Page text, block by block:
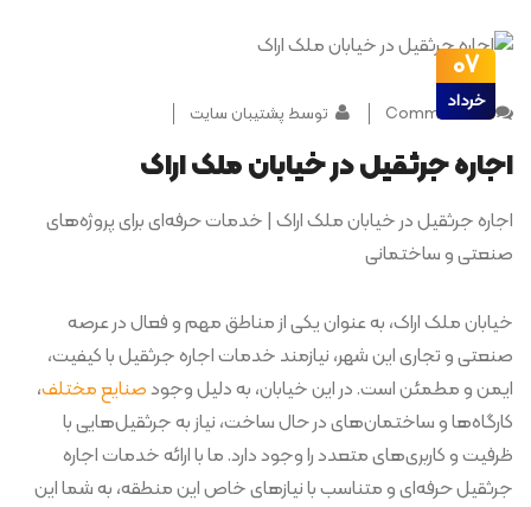
07
خرداد
0 Comments توسط پشتیبان سایت
اجاره جرثقیل در خیابان ملک اراک
اجاره جرثقیل در خیابان ملک اراک | خدمات حرفه‌ای برای پروژه‌های
صنعتی و ساختمانی
خیابان ملک اراک، به عنوان یکی از مناطق مهم و فعال در عرصه
صنعتی و تجاری این شهر، نیازمند خدمات اجاره جرثقیل با کیفیت،
ایمن و مطمئن است. در این خیابان، به دلیل وجودصنایع مختلف،
کارگاه‌ها و ساختمان‌های در حال ساخت، نیاز به جرثقیل‌هایی با
ظرفیت و کاربری‌های متعدد را وجود دارد. ما با ارائه خدمات اجاره
جرثقیل حرفه‌ای و متناسب با نیازهای خاص این منطقه، به شما این